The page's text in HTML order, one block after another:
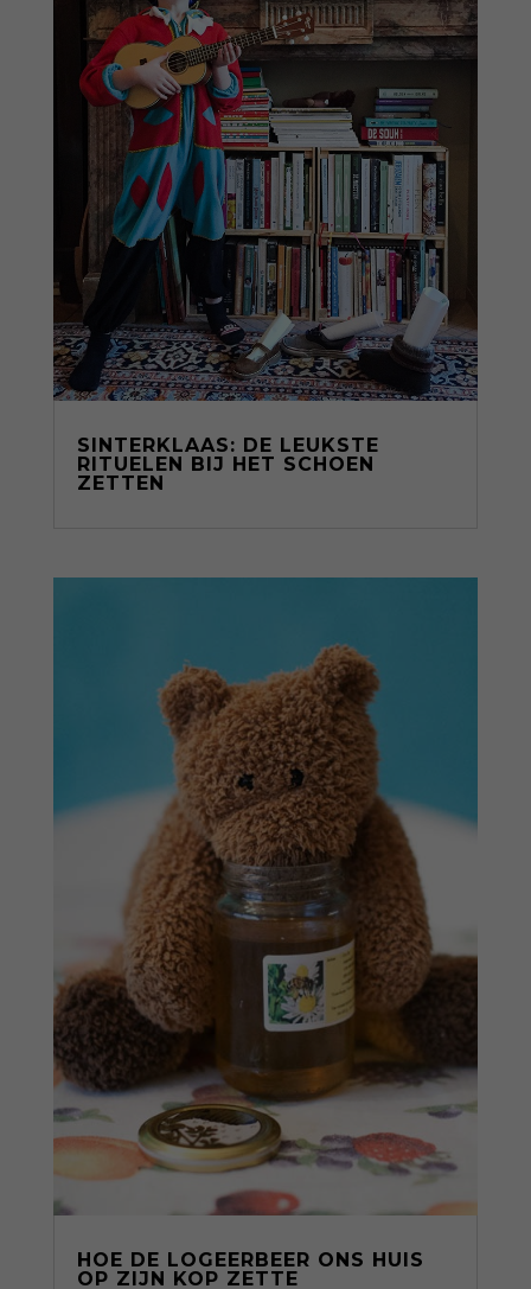
SINTERKLAAS: DE LEUKSTE
RITUELEN BIJ HET SCHOEN
ZETTEN
HOE DE LOGEERBEER ONS HUIS
OP ZIJN KOP ZETTE